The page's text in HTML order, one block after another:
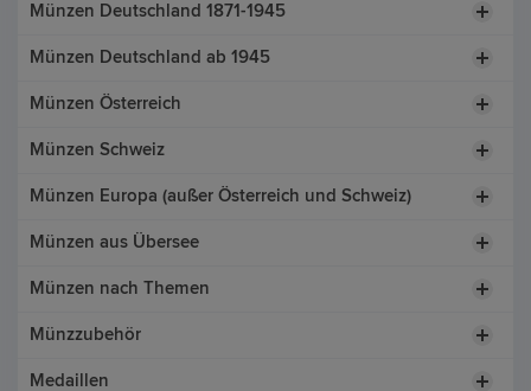
Münzen Deutschland 1871-1945
Münzen Deutschland ab 1945
Münzen Österreich
Münzen Schweiz
Münzen Europa (außer Österreich und Schweiz)
Münzen aus Übersee
Münzen nach Themen
Münzzubehör
Medaillen